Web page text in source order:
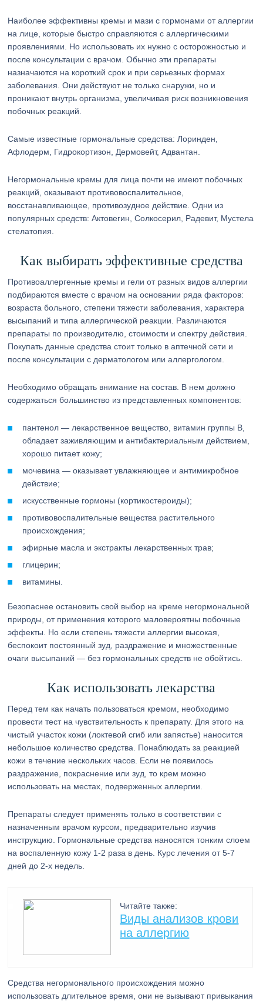
Наиболее эффективны кремы и мази с гормонами от аллергии
на лице, которые быстро справляются с аллергическими
проявлениями. Но использовать их нужно с осторожностью и
после консультации с врачом. Обычно эти препараты
назначаются на короткий срок и при серьезных формах
заболевания. Они действуют не только снаружи, но и
проникают внутрь организма, увеличивая риск возникновения
побочных реакций.
Самые известные гормональные средства: Лоринден,
Афлодерм, Гидрокортизон, Дермовейт, Адвантан.
Негормональные кремы для лица почти не имеют побочных
реакций, оказывают противовоспалительное,
восстанавливающее, противозудное действие. Одни из
популярных средств: Актовегин, Солкосерил, Радевит, Мустела
стелатопия.
Как выбирать эффективные средства
Противоаллергенные кремы и гели от разных видов аллергии
подбираются вместе с врачом на основании ряда факторов:
возраста больного, степени тяжести заболевания, характера
высыпаний и типа аллергической реакции. Различаются
препараты по производителю, стоимости и спектру действия.
Покупать данные средства стоит только в аптечной сети и
после консультации с дерматологом или аллергологом.
Необходимо обращать внимание на состав. В нем должно
содержаться большинство из представленных компонентов:
пантенол — лекарственное вещество, витамин группы В,
обладает заживляющим и антибактериальным действием,
хорошо питает кожу;
мочевина — оказывает увлажняющее и антимикробное
действие;
искусственные гормоны (кортикостероиды);
противовоспалительные вещества растительного
происхождения;
эфирные масла и экстракты лекарственных трав;
глицерин;
витамины.
Безопаснее остановить свой выбор на креме негормональной
природы, от применения которого маловероятны побочные
эффекты. Но если степень тяжести аллергии высокая,
беспокоит постоянный зуд, раздражение и множественные
очаги высыпаний — без гормональных средств не обойтись.
Как использовать лекарства
Перед тем как начать пользоваться кремом, необходимо
провести тест на чувствительность к препарату. Для этого на
чистый участок кожи (локтевой сгиб или запястье) наносится
небольшое количество средства. Понаблюдать за реакцией
кожи в течение нескольких часов. Если не появилось
раздражение, покраснение или зуд, то крем можно
использовать на местах, подверженных аллергии.
Препараты следует применять только в соответствии с
назначенным врачом курсом, предварительно изучив
инструкцию. Гормональные средства наносятся тонким слоем
на воспаленную кожу 1-2 раза в день. Курс лечения от 5-7
дней до 2-х недель.
Читайте также:
Виды анализов крови
на аллергию
Средства негормонального происхождения можно
использовать длительное время, они не вызывают привыкания